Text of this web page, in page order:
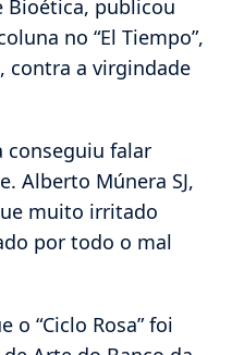
publicou
no “El Tiempo”,
contra a virgindade
conseguiu falar
Alberto Múnera SJ,
muito irritado
por todo o mal
o “Ciclo Rosa” foi